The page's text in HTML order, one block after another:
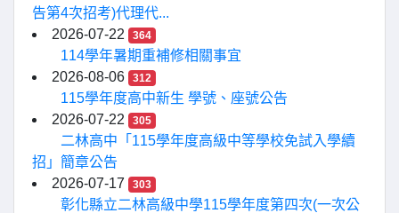
告第4次招考)代理代...
2026-07-22
364
114學年暑期重補修相關事宜
2026-08-06
312
115學年度高中新生 學號、座號公告
2026-07-22
305
二林高中「115學年度高級中等學校免試入學續
招」簡章公告
2026-07-17
303
彰化縣立二林高級中學115學年度第四次(一次公